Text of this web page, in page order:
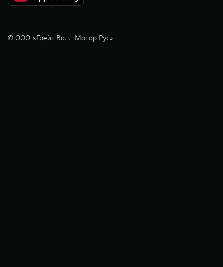
© ООО «Грейт Волл Мотор Рус»